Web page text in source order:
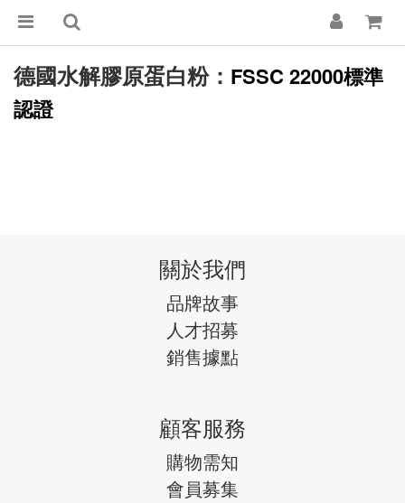
德國水解膠原蛋白粉： FSSC 22000標準
認證
關於我們
品牌故事
人才招募
銷售據點
顧客服務
購物需知
會員募集